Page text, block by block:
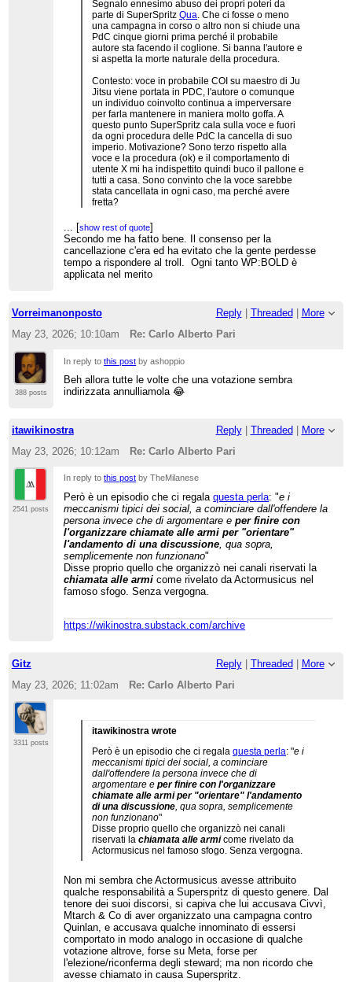
Segnalo ennesimo abuso dei propri poteri da
parte di SuperSpritzQua . Che ci fosse o meno
una campagna in corso o altro non si chiude una
PdC cinque giorni prima perché il probabile
autore sta facendo il coglione. Si banna l'autore e
si aspetta la morte naturale della procedura.
Contesto: voce in probabile COI su maestro di Ju
Jitsu viene portata in PDC, l'autore o comunque
un individuo coinvolto continua a imperversare
per farla mantenere in maniera molto goffa. A
questo punto SuperSpritz cala sulla voce e fuori
da ogni procedura delle PdC la cancella di suo
imperio. Motivazione? Sono terzo rispetto alla
voce e la procedura (ok) e il comportamento di
utente X mi ha indispettito quindi buco il pallone e
tutti a casa. Sono convinto che la voce sarebbe
stata cancellata in ogni caso, ma perché avere
fretta?
... [show rest of quote]
Secondo me ha fatto bene. Il consenso per la
cancellazione c'era ed ha evitato che la gente perdesse
tempo a rispondere al troll. Ogni tanto WP:BOLD è
applicata nel merito
Vorreimanonposto Reply| Threaded
More
May 23, 2026; 10:10am
Re: Carlo Alberto Pari
388 posts
In reply tothis post by ashoppio
Beh allora tutte le volte che una votazione sembra
indirizzata annulliamola 😂
itawikinostra Reply| Threaded
More
May 23, 2026; 10:12am
Re: Carlo Alberto Pari
2541 posts
In reply tothis post by TheMilanese
Però è un episodio che ci regalaquesta perla: "e i
meccanismi tipici dei social, a cominciare dall'offendere la
persona invece che di argomentare eper finire con
l'organizzare chiamate alle armi per "orientare"
l'andamento di una discussione, qua sopra,
semplicemente non funzionano"
Disse proprio quello che organizzò nei canali riservati la
chiamata alle armi come rivelato da Actormusicus nel
famoso sfogo. Senza vergogna.
https://wikinostra.substack.com/archive
Gitz Reply| Threaded | More
May 23, 2026; 11:02am
Re: Carlo Alberto Pari
3311 posts
itawikinostra wrote
Però è un episodio che ci regalaquesta perla: "e i
meccanismi tipici dei social, a cominciare
dall'offendere la persona invece che di
argomentare eper finire con l'organizzare
chiamate alle armi per "orientare" l'andamento
di una discussione, qua sopra, semplicemente
non funzionano"
Disse proprio quello che organizzò nei canali
riservati lachiamata alle armicome rivelato da
Actormusicus nel famoso sfogo. Senza vergogna.
Non mi sembra che Actormusicus avesse attribuito
qualche responsabilità a Superspritz di questo genere. Dal
tenore dei suoi discorsi, si capiva che lui accusava Civvì,
Mtarch & Co di aver organizzato una campagna contro
Quinlan, e accusava qualche innominato di essersi
comportato in modo analogo in occasione di qualche
votazione altrove, forse su Meta, forse per
l'elezione/riconferma degli steward; ma non ricordo che
avesse chiamato in causa Superspritz.